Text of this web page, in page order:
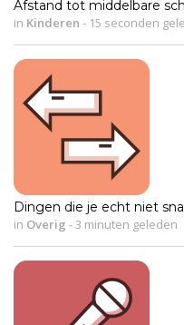
Afstand tot middelbare
in Kinderen - 15 seconden
Dingen die je echt niet
in Overig -3 minuten geleden